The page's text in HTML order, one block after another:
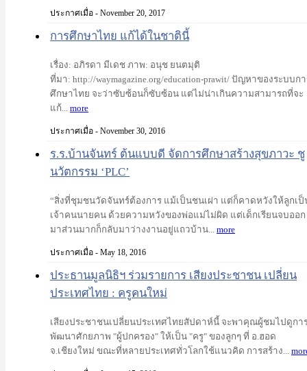
ประกาศเมื่อ - November 20, 2017
การศึกษาไทย แก้ได้ในชาตินี้
เรื่อง: อภิรดา มีเดช ภาพ: อนุช ยนตมุติ
ที่มา: http://waymagazine.org/education-prawit/ ปัญหาของระบบก
ศึกษาไทย จะว่าซับซ้อนก็ซับซ้อน แต่ไม่น่าเกินความสามารถที่จะ
แก้... more
ประกาศเมื่อ - November 30, 2016
ร.ร.บ้านจันทร์ ต้นแบบดี จัดการศึกษาสร้างสุขภาวะ ชู
นวัตกรรม ‘PLC’
“สิ่งที่ชุมชนวัดจันทร์ต้องการ แม้เป็นชนเผ่า แต่ก็คาดหวังให้ลูกเป็
เจ้าคนนายคน ด้วยความหวังของพ่อแม่ไม่ผิด แต่เด็กเรียนจบออก
มาส่วนมากก็กลับมาว่างงานอยู่แถวบ้าน... more
ประกาศเมื่อ - May 18, 2016
ประธานมูลนิธิฯ ร่วมรายการ เสียงประชาชน เปลี่ยน
ประเทศไทย : ครูคนใหม่
เสียงประชาชนเปลี่ยนประเทศไทยสัปดาห์นี้ จะพาคุณผู้ชมไปดูกา
พัฒนาศักยภาพ "ผู้ปกครอง" ให้เป็น "ครู" ของลูกๆ ที่ อ.ฮอด
จ.เชียงใหม่ ขณะที่หลายประเทศทั่วโลกใช้แนวคิด การสร้าง...